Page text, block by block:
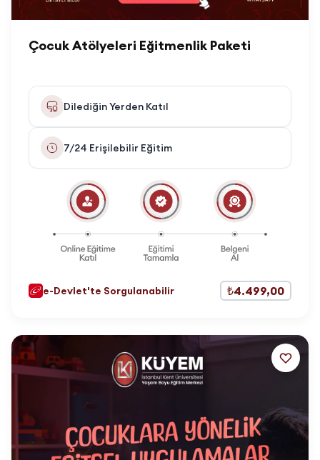
Çocuk Atölyeleri Eğitmenlik Paketi
Dilediğin Yerden Katıl
7/24 Erişilebilir Eğitim
e-Devlet'te Sorgulanabilir ₺4.499,00